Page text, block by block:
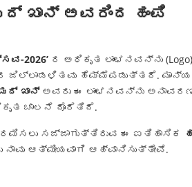
ಖಾನ್ ಅವರಿಂದ ಹಂಪಿ
2026’ ರ ಅಧಿಕೃತ ಲಾಂಛನವನ್ನು
ಜಿಲ್ಲಾಡಳಿತವು ಹೆಮ್ಮೆಪಡುತ್ತದೆ.
ಖಾನ್ಅವರು ಈ ಲಾಂಛನವನ್ನು
ಚಾಲನೆ ದೊರೆತಿದೆ.
ಸಜ್ಜಾಗುತ್ತಿರುವ ಈ ಐತಿಹಾಸಿಕ
ಆತ್ಮೀಯವಾಗಿ ಆಹ್ವಾನಿಸುತ್ತೇವೆ.